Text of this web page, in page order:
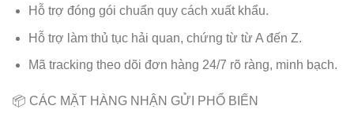
Hỗ trợ đóng gói chuẩn quy cách xuất khẩu.
Hỗ trợ làm thủ tục hải quan, chứng từ từ A đến Z.
Mã tracking theo dõi đơn hàng 24/7 rõ ràng, minh bạch.
📦 CÁC MẶT HÀNG NHẬN GỬI PHỔ BIẾN